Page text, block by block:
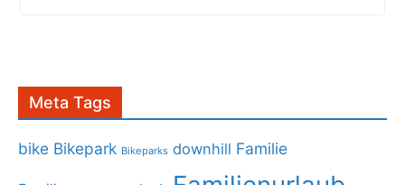
Meta Tags
bike Bikepark Bikeparks downhill Familie